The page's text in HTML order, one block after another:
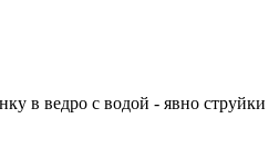
в ведро с водой - явно струйки